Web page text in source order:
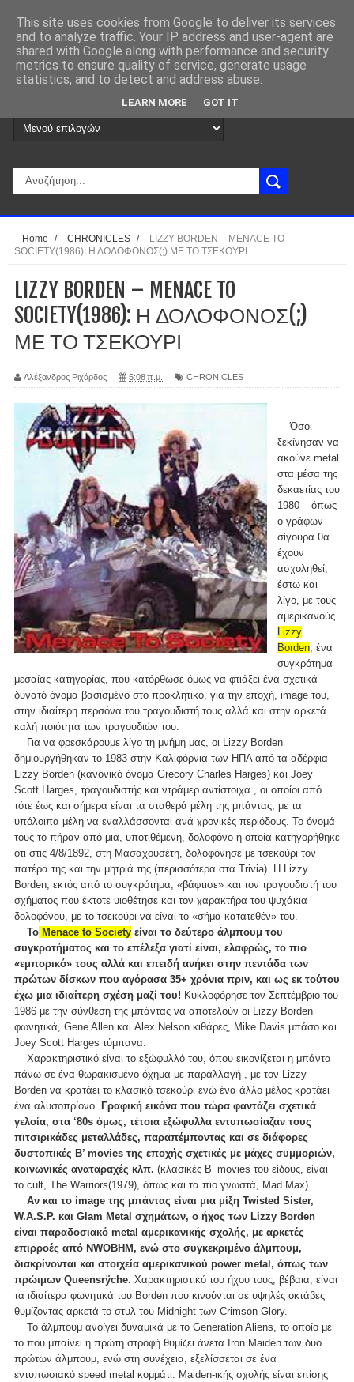
Home / CHRONICLES /
LIZZY BORDEN – MENACE TO
SOCIETY(1986): Η ΔΟΛΟΦΟΝΟΣ(;) ΜΕ ΤΟ ΤΣΕΚΟΥΡΙ
LIZZY BORDEN – MENACE TO
SOCIETY(1986): Η ΔΟΛΟΦΟΝΟΣ(;)
ΜΕ ΤΟ ΤΣΕΚΟΥΡΙ
Αλέξανδρος Ριχάρδος 5:08 π.μ. CHRONICLES
Όσοι
ξεκίνησαν να
ακούνε metal
στα μέσα της
δεκαετίας του
1980 – όπως
ο γράφων –
σίγουρα θα
έχουν
ασχοληθεί,
έστω και
λίγο, με τους
αμερικανούς
Lizzy
Borden, ένα
συγκρότημα
μεσαίας κατηγορίας, που κατόρθωσε όμως να φτιάξει ένα σχετικά
δυνατό όνομα βασισμένο στο προκλητικό, για την εποχή, image του,
στην ιδιαίτερη περσόνα του τραγουδιστή τους αλλά και στην αρκετά
καλή ποιότητα των τραγουδιών του.
Για να φρεσκάρουμε λίγο τη μνήμη μας, οι Lizzy Borden
δημιουργήθηκαν το 1983 στην Καλιφόρνια των ΗΠΑ από τα αδέρφια
Lizzy Borden (κανονικό όνομα Grecory Charles Harges) και Joey
Scott Harges, τραγουδιστής και ντράμερ αντίστοιχα , οι οποίοι από
τότε έως και σήμερα είναι τα σταθερά μέλη της μπάντας, με τα
υπόλοιπα μέλη να εναλλάσσονται ανά χρονικές περιόδους. Το όνομά
τους το πήραν από μια, υποτιθέμενη, δολοφόνο η οποία κατηγορήθηκε
ότι στις 4/8/1892, στη Μασαχουσέτη, δολοφόνησε με τσεκούρι τον
πατέρα της και την μητριά της (περισσότερα στα Trivia). Η Lizzy
Borden, εκτός από το συγκρότημα, «βάφτισε» και τον τραγουδιστή του
σχήματος που έκτοτε υιοθέτησε και τον χαρακτήρα του ψυχάκια
δολοφόνου, με το τσεκούρι να είναι το «σήμα κατατεθέν» του.
Το Menace to Society είναι το δεύτερο άλμπουμ του
συγκροτήματος και το επέλεξα γιατί είναι, ελαφρώς, το πιο
«εμπορικό» τους αλλά και επειδή ανήκει στην πεντάδα των
πρώτων δίσκων που αγόρασα 35+ χρόνια πριν, και ως εκ τούτου
έχω μια ιδιαίτερη σχέση μαζί του! Κυκλοφόρησε τον Σεπτέμβριο του
1986 με την σύνθεση της μπάντας να αποτελούν οι Lizzy Borden
φωνητικά, Gene Allen και Alex Nelson κιθάρες, Mike Davis μπάσο και
Joey Scott Harges τύμπανα.
Χαρακτηριστικό είναι το εξώφυλλό του, όπου εικονίζεται η μπάντα
πάνω σε ένα θωρακισμένο όχημα με παραλλαγή , με τον Lizzy
Borden να κρατάει το κλασικό τσεκούρι ενώ ένα άλλο μέλος κρατάει
ένα αλυσοπρίονο. Γραφική εικόνα που τώρα φαντάζει σχετικά
γελοία, στα ‘80s όμως, τέτοια εξώφυλλα εντυπωσίαζαν τους
πιτσιρικάδες μεταλλάδες, παραπέμποντας και σε διάφορες
δυστοπικές Β’ movies της εποχής σχετικές με μάχες συμμοριών,
κοινωνικές αναταραχές κλπ. (κλασικές Β’ movies του είδους, είναι
το cult, The Warriors(1979), όπως και τα πιο γνωστά, Mad Max).
Αν και το image της μπάντας είναι μια μίξη Twisted Sister,
W.A.S.P. και Glam Metal σχημάτων, ο ήχος των Lizzy Borden
είναι παραδοσιακό metal αμερικανικής σχολής, με αρκετές
επιρροές από NWOBHM, ενώ στο συγκεκριμένο άλμπουμ,
διακρίνονται και στοιχεία αμερικανικού power metal, όπως των
πρώιμων Queensrÿche. Χαρακτηριστικό του ήχου τους, βέβαια, είναι
τα ιδιαίτερα φωνητικά του Borden που κινούνται σε υψηλές οκτάβες
θυμίζοντας αρκετά το στυλ του Midnight των Crimson Glory.
Το άλμπουμ ανοίγει δυναμικά με το Generation Aliens, το οποίο με
το που μπαίνει η πρώτη στροφή θυμίζει άνετα Iron Maiden των δυο
πρώτων άλμπουμ, ενώ στη συνέχεια, εξελίσσεται σε ένα
εντυπωσιακό speed metal κομμάτι. Maiden-ικής σχολής είναι επίσης
This site uses cookies from Google to deliver its services
and to analyze traffic. Your IP address and user-agent are
shared with Google along with performance and security
metrics to ensure quality of service, generate usage
statistics, and to detect and address abuse.
LEARN MORE GOT IT